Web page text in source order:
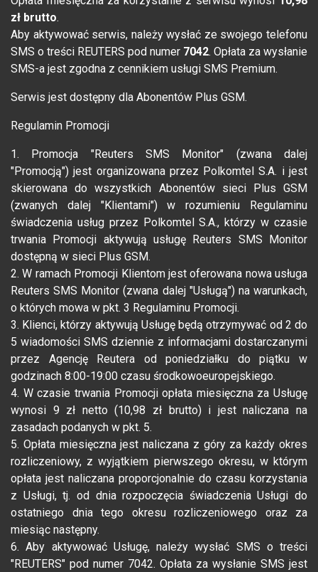
zł brutto.
Aby aktywować serwis, należy wysłać ze swojego telefonu
SMS o treści REUTERS pod numer 7042. Opłata za wysłanie
SMS-a jest zgodna z cennikiem usługi SMS Premium.
Serwis jest dostępny dla Abonentów Plus GSM.
Regulamin Promocji
1. Promocja "Reuters SMS Monitor" (zwana dalej
"Promocją") jest organizowana przez Polkomtel S.A. i jest
skierowana do wszystkich Abonentów sieci Plus GSM
(zwanych dalej "Klientami") w rozumieniu Regulaminu
świadczenia usług przez Polkomtel S.A., którzy w czasie
trwania Promocji aktywują usługę Reuters SMS Monitor
dostępną w sieci Plus GSM.
2. W ramach Promocji Klientom jest oferowana nowa usługa
Reuters SMS Monitor (zwana dalej "Usługą") na warunkach,
o których mowa w pkt. 3 Regulaminu Promocji.
3. Klienci, którzy aktywują Usługę będą otrzymywać od 2 do
5 wiadomości SMS dziennie z informacjami dostarczanymi
przez Agencję Reutera od poniedziałku do piątku w
godzinach 8:00-19:00 czasu środkowoeuropejskiego.
4. W czasie trwania Promocji opłata miesięczna za Usługę
wynosi 9 zł netto (10,98 zł brutto) i jest naliczana na
zasadach podanych w pkt. 5.
5. Opłata miesięczna jest naliczana z góry za każdy okres
rozliczeniowy, z wyjątkiem pierwszego okresu, w którym
opłata jest naliczana proporcjonalnie do czasu korzystania
z Usługi, tj. od dnia rozpoczęcia świadczenia Usługi do
ostatniego dnia tego okresu rozliczeniowego oraz za
miesiąc następny.
6. Aby aktywować Usługę, należy wysłać SMS o treści
"REUTERS" pod numer 7042. Opłata za wysłanie SMS jest